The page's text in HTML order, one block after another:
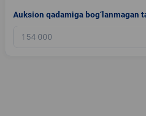
Auksion qadamiga bog‘lanmagan